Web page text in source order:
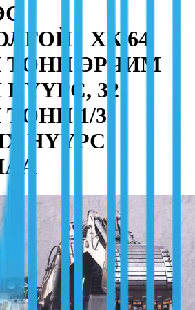
ХК 64
ТОНН ЭРЧИМ
32
1/3
НҮҮРС